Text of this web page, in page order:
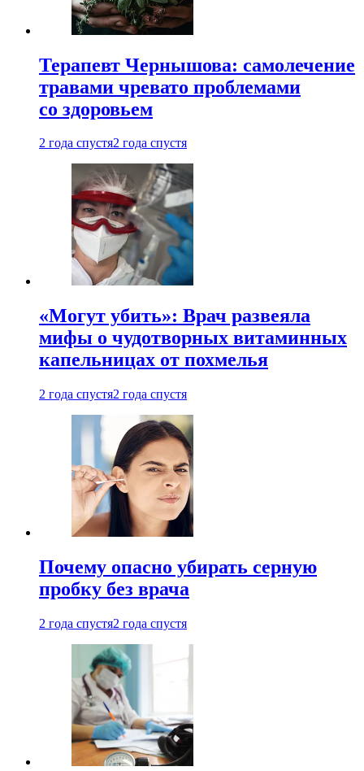
Терапевт Чернышова: самолечение
травами чревато проблемами
со здоровьем
2 года спустя2 года спустя
«Могут убить»: Врач развеяла
мифы о чудотворных витаминных
капельницах от похмелья
2 года спустя2 года спустя
Почему опасно убирать серную
пробку без врача
2 года спустя2 года спустя